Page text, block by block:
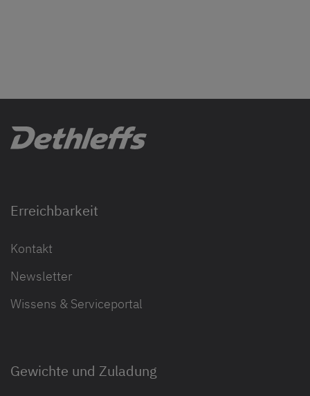
Erreichbarkeit
Kontakt
Newsletter
Wissens & Serviceportal
Gewichte und Zuladung